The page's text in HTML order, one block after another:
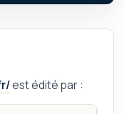
est édité par :